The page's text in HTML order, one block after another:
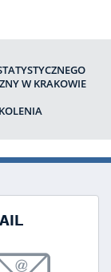
W KRAKOWIE